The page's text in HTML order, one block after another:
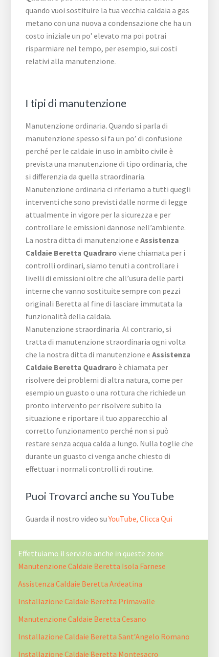
quando vuoi sostituire la tua vecchia caldaia a gas
metano con una nuova a condensazione che ha un
costo iniziale un po’ elevato ma poi potrai
risparmiare nel tempo, per esempio, sui costi
relativi alla manutenzione.
I tipi di manutenzione
Manutenzione ordinaria. Quando si parla di
manutenzione spesso si fa un po’ di confusione
perché per le caldaie in uso in ambito civile è
prevista una manutenzione di tipo ordinaria, che
si differenzia da quella straordinaria.
Manutenzione ordinaria ci riferiamo a tutti quegli
interventi che sono previsti dalle norme di legge
attualmente in vigore per la sicurezza e per
controllare le emissioni dannose nell’ambiente.
La nostra ditta di manutenzione eAssistenza
Caldaie Beretta Quadraro viene chiamata per i
controlli ordinari, siamo tenuti a controllare i
livelli di emissioni oltre che all’usura delle parti
interne che vanno sostituite sempre con pezzi
originali Beretta al fine di lasciare immutata la
funzionalità della caldaia.
Manutenzione straordinaria. Al contrario, si
tratta di manutenzione straordinaria ogni volta
che la nostra ditta di manutenzione eAssistenza
Caldaie Beretta Quadraro è chiamata per
risolvere dei problemi di altra natura, come per
esempio un guasto o una rottura che richiede un
pronto intervento per risolvere subito la
situazione e riportare il tuo apparecchio al
corretto funzionamento perché non si può
restare senza acqua calda a lungo. Nulla toglie che
durante un guasto ci venga anche chiesto di
effettuar i normali controlli di routine.
Puoi Trovarci anche su YouTube
Guarda il nostro video suYouTube, Clicca Qui
Effettuiamo il servizio anche in queste zone:
Manutenzione Caldaie Beretta Isola Farnese
Assistenza Caldaie Beretta Ardeatina
Installazione Caldaie Beretta Primavalle
Manutenzione Caldaie Beretta Cesano
Installazione Caldaie Beretta Sant’Angelo Romano
Installazione Caldaie Beretta Montesacro